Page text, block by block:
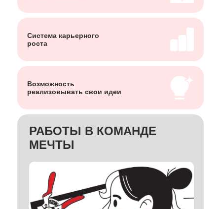
Система карьерного
роста
Возможность
реализовывать свои идеи
РАБОТЫ В КОМАНДЕ
МЕЧТЫ